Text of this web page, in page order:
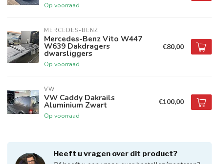
Op voorraad
MERCEDES-BENZ
Mercedes-Benz Vito W447
W639 Dakdragers
dwarsliggers
Op voorraad
€80,00
VW
VW Caddy Dakrails
Aluminium Zwart
Op voorraad
€100,00
Heeft u vragen over dit product?